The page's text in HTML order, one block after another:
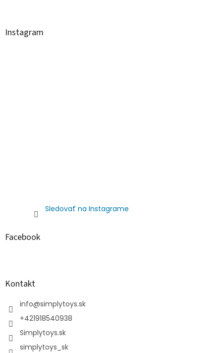
Instagram
Sledovať na Instagrame
Facebook
Kontakt
info@simplytoys.sk
+421918540938
Simplytoys.sk
simplytoys_sk